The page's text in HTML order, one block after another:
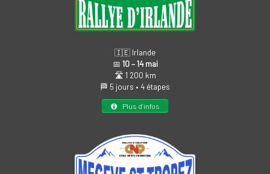
🇮🇪 Irlande
📅 10 – 14 mai
🛣️ 1 200 km
🏁 5 jours • 4 étapes
Plus d’infos